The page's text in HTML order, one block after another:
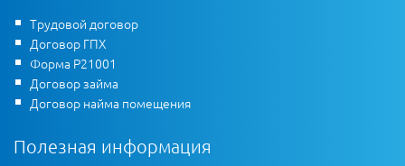
Трудовой договор
Договор ГПХ
Форма Р21001
Договор займа
Договор найма помещения
Полезная информация